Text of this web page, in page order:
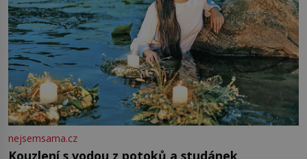
nejsemsama.cz
Kouzlení s vodou z potoků a studánek